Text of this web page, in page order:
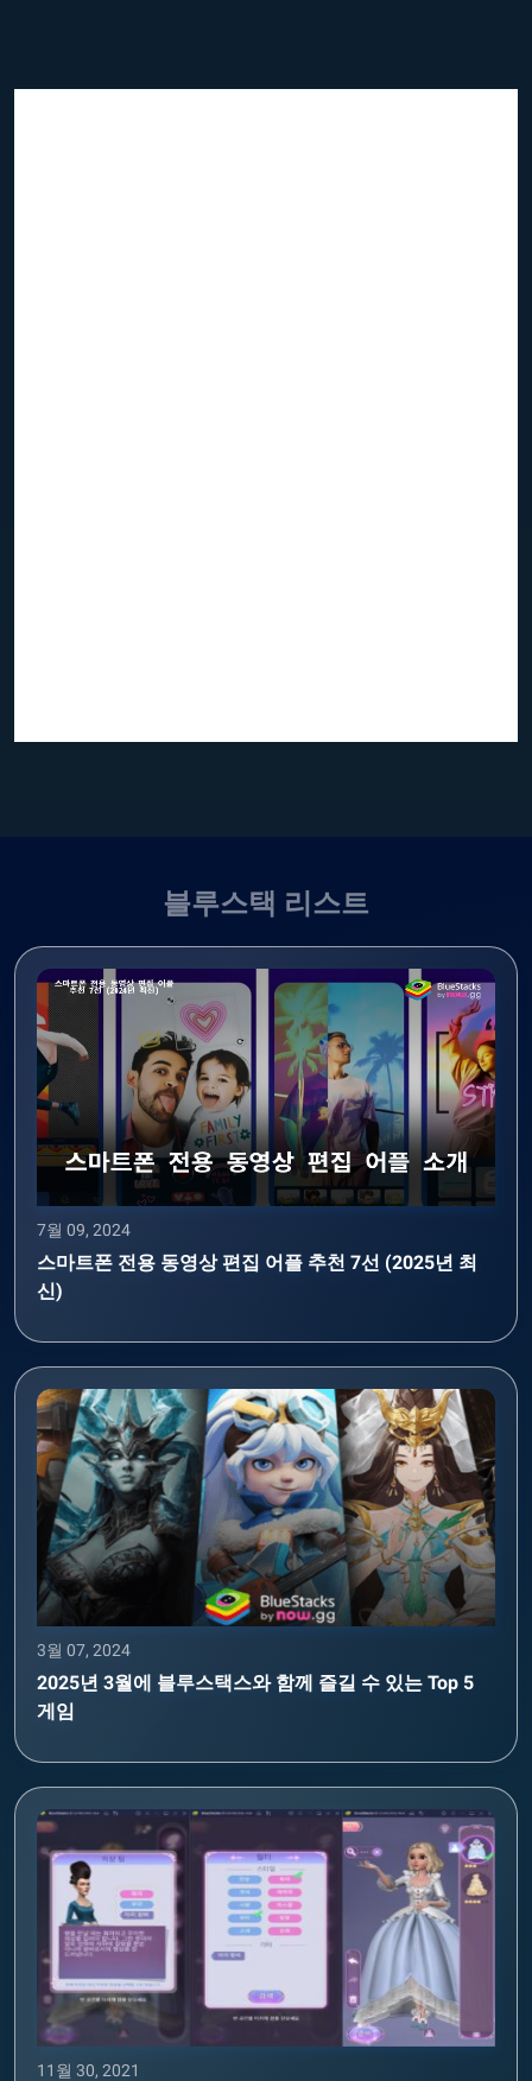
블루스택 리스트
7월 09, 2024
스마트폰 전용 동영상 편집 어플 추천 7선 (2025년 최
신)
3월 07, 2024
2025년 3월에 블루스택스와 함께 즐길 수 있는 Top 5
게임
11월 30, 2021